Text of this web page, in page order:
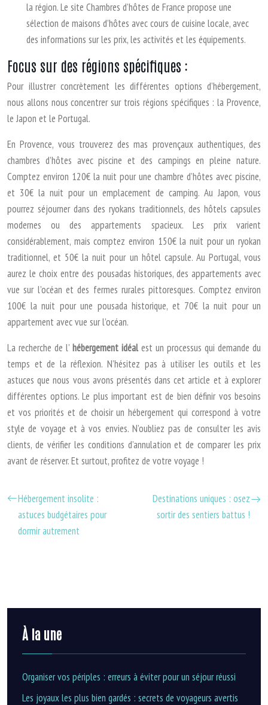
la région. Le site Chambres d’hôtes de France propose une
sélection de maisons d’hôtes avec cours de cuisine locale, avec
des informations sur les prix, les activités et les équipements.
Focus sur des régions spécifiques :
Pour illustrer concrètement les différentes options d’hébergement,
nous allons nous concentrer sur trois régions spécifiques : la Provence,
le Japon et le Portugal.
En Provence, vous trouverez des mas provençaux authentiques, des
chambres d’hôtes avec piscine et des campings en pleine nature.
Comptez environ 120€ la nuit pour une chambre d’hôtes avec piscine,
et 30€ la nuit pour un emplacement de camping. Au Japon, vous
pourrez séjourner dans des ryokans traditionnels, des hôtels capsules
modernes ou des appartements spacieux. Les prix varient
considérablement, mais comptez environ 150€ la nuit pour un ryokan
traditionnel, et 50€ la nuit pour un hôtel capsule. Au Portugal, vous
aurez le choix entre des pousadas historiques, des appartements avec
vue sur l’océan et des fermes rurales pittoresques. Comptez environ
100€ la nuit pour une pousada historique, et 70€ la nuit pour un
appartement avec vue sur l’océan.
La recherche de l’ hébergement idéalest un processus qui demande du
temps et de la réflexion. N’hésitez pas à utiliser les outils et les
astuces que nous vous avons présentés dans cet article et à explorer
différentes options. Le plus important est de bien définir vos besoins
et vos priorités et de choisir un hébergement qui correspond à votre
style de voyage et à vos envies. N’oubliez pas de consulter les avis
clients, de vérifier les conditions d’annulation et de comparer les prix
avant de réserver. Et surtout, profitez de votre voyage !
Hébergement insolite :
astuces budgétaires pour
dormir autrement
Destinations uniques : osez
sortir des sentiers battus !
À la une
Organiser vos périples : erreurs à éviter pour un séjour réussi
Les joyaux les plus bien gardés : secrets de voyageurs avertis